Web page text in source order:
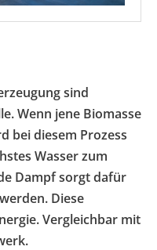
sind
Wenn jene Biomasse
bei diesem Prozess
Wasser zum
Dampf sorgt dafür
Diese
Vergleichbar mit